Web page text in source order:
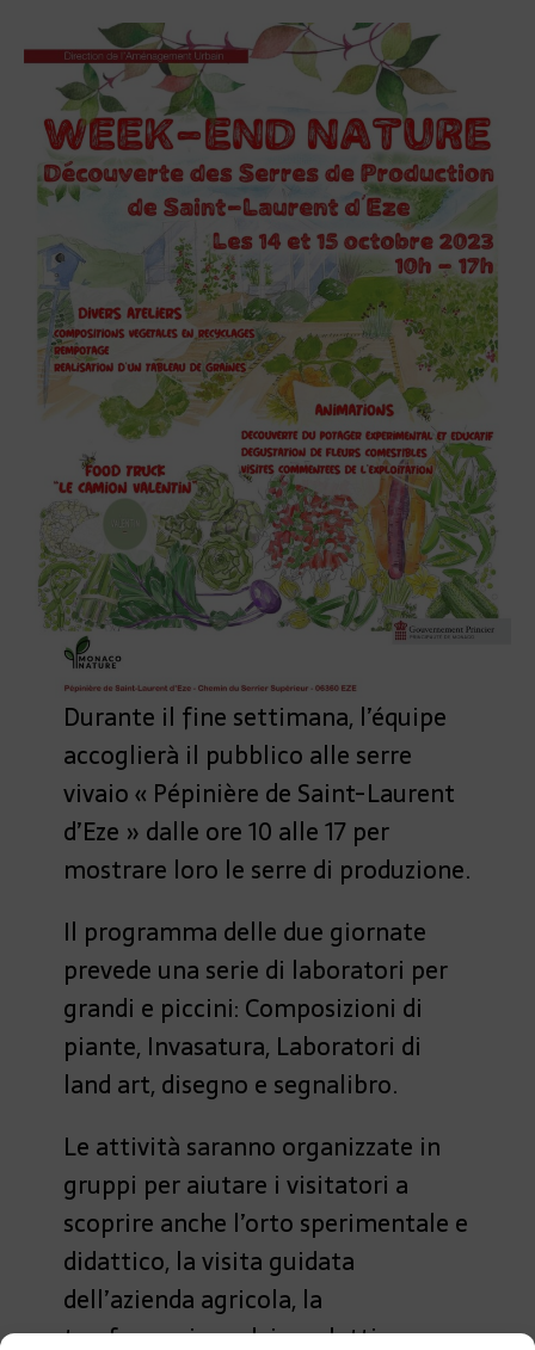
Durante il fine settimana, l’équipe
accoglierà il pubblico alle serre
vivaio « Pépinière de Saint-Laurent
d’Eze » dalle ore 10 alle 17 per
mostrare loro le serre di produzione.
Il programma delle due giornate
prevede una serie di laboratori per
grandi e piccini: Composizioni di
piante, Invasatura, Laboratori di
land art, disegno e segnalibro.
Le attività saranno organizzate in
gruppi per aiutare i visitatori a
scoprire anche l’orto sperimentale e
didattico, la visita guidata
dell’azienda agricola, la
trasformazione dei prodotti